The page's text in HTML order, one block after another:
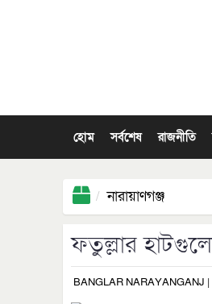
হোম সর্বশেষ রাজনীতি
নারায়াণগঞ্জ
ফতুল্লার
BANGLAR NARAYANGANJ